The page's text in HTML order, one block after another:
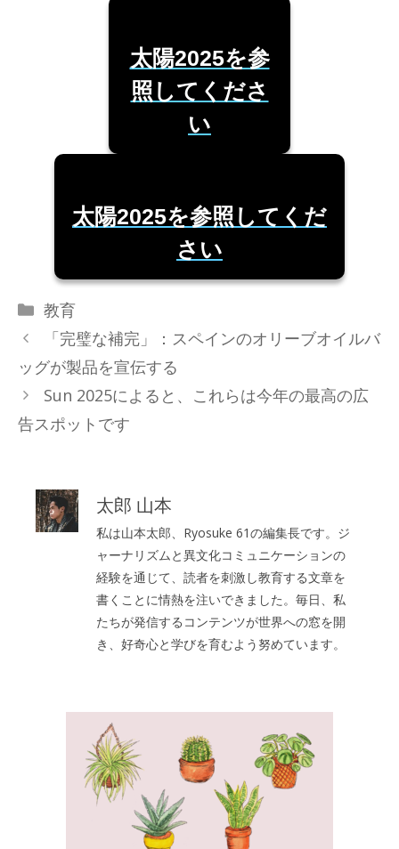
太陽2025を参
照してくださ
い
太陽2025を参照してくだ
さい
カ
テ
リ
ー
教育
「完璧な補完」：スペインのオリーブオイルバ
ッグが製品を宣伝する
Sun 2025によると、これらは今年の最高の広
告スポットです
太郎 山本
私は山本太郎、Ryosuke 61の編集長です。ジ
ャーナリズムと異文化コミュニケーションの
経験を通じて、読者を刺激し教育する文章を
書くことに情熱を注いできました。毎日、私
たちが発信するコンテンツが世界への窓を開
き、好奇心と学びを育むよう努めています。